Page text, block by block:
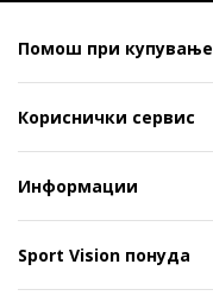
Помош при купување
Кориснички сервис
Информации
Sport Vision понуда